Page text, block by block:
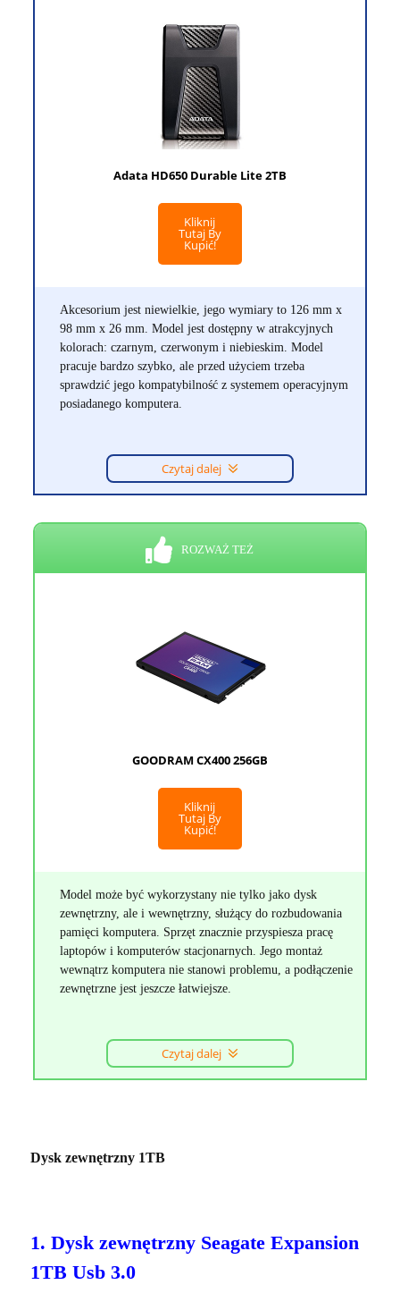
Adata HD650 Durable Lite 2TB
Kliknij
Tutaj By
Kupić!
Akcesorium jest niewielkie, jego wymiary to 126 mm x
98 mm x 26 mm. Model jest dostępny w atrakcyjnych
kolorach: czarnym, czerwonym i niebieskim. Model
pracuje bardzo szybko, ale przed użyciem trzeba
sprawdzić jego kompatybilność z systemem operacyjnym
posiadanego komputera.
Czytaj dalej
ROZWAŻ TEŻ
GOODRAM CX400 256GB
Kliknij
Tutaj By
Kupić!
Model może być wykorzystany nie tylko jako dysk
zewnętrzny, ale i wewnętrzny, służący do rozbudowania
pamięci komputera. Sprzęt znacznie przyspiesza pracę
laptopów i komputerów stacjonarnych. Jego montaż
wewnątrz komputera nie stanowi problemu, a podłączenie
zewnętrzne jest jeszcze łatwiejsze.
Czytaj dalej
Dysk zewnętrzny 1TB
1. Dysk zewnętrzny Seagate Expansion
1TB Usb 3.0